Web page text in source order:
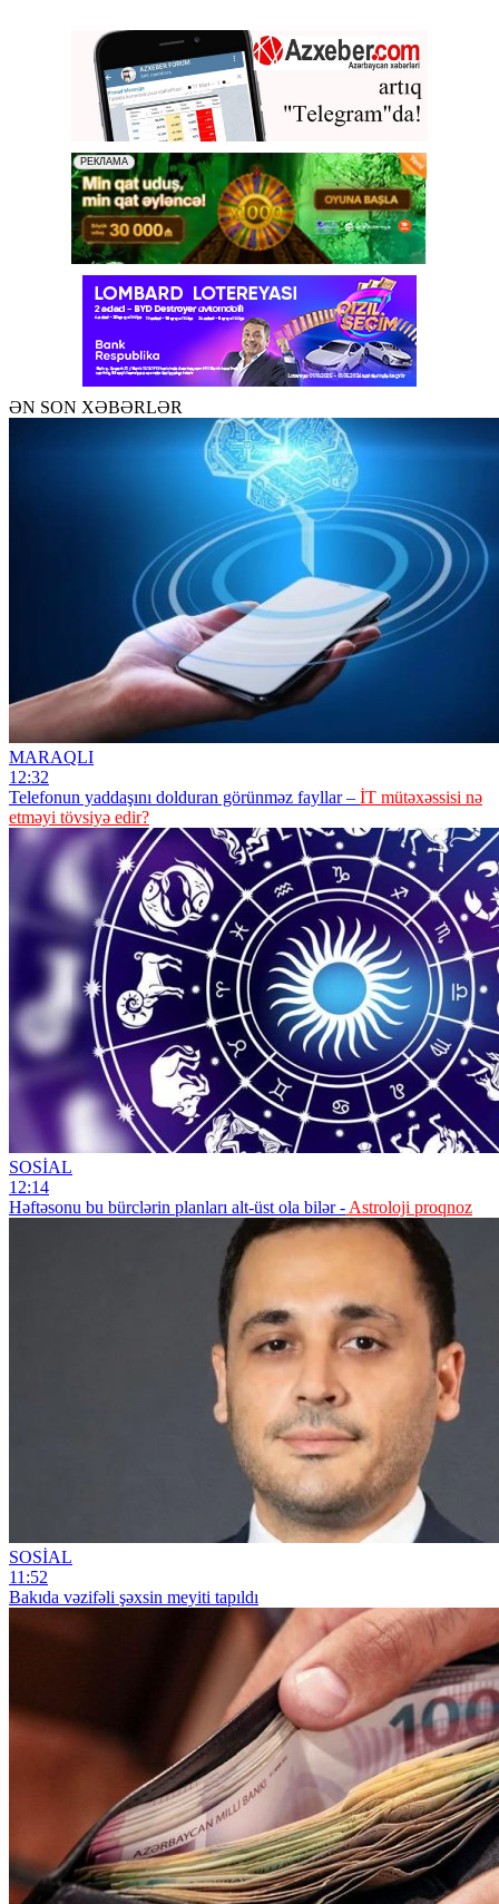
ƏN SON XƏBƏRLƏR
MARAQLI
12:32
Telefonun yaddaşını dolduran görünməz fayllar – İT mütəxəssisi nə
etməyi tövsiyə edir?
SOSİAL
12:14
Həftəsonu bu bürclərin planları alt-üst ola bilər - Astroloji proqnoz
SOSİAL
11:52
Bakıda vəzifəli şəxsin meyiti tapıldı